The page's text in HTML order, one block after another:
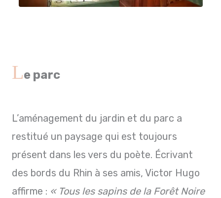
Le parc
L’aménagement du jardin et du parc a
restitué un paysage qui est toujours
présent dans les vers du poète. Écrivant
des bords du Rhin à ses amis, Victor Hugo
affirme : « Tous les sapins de la Forêt Noire